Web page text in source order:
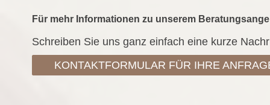
Für mehr Informationen zu unserem
Schreiben Sie uns ganz einfach eine kurze
KONTAKTFORMULAR FÜR IHRE